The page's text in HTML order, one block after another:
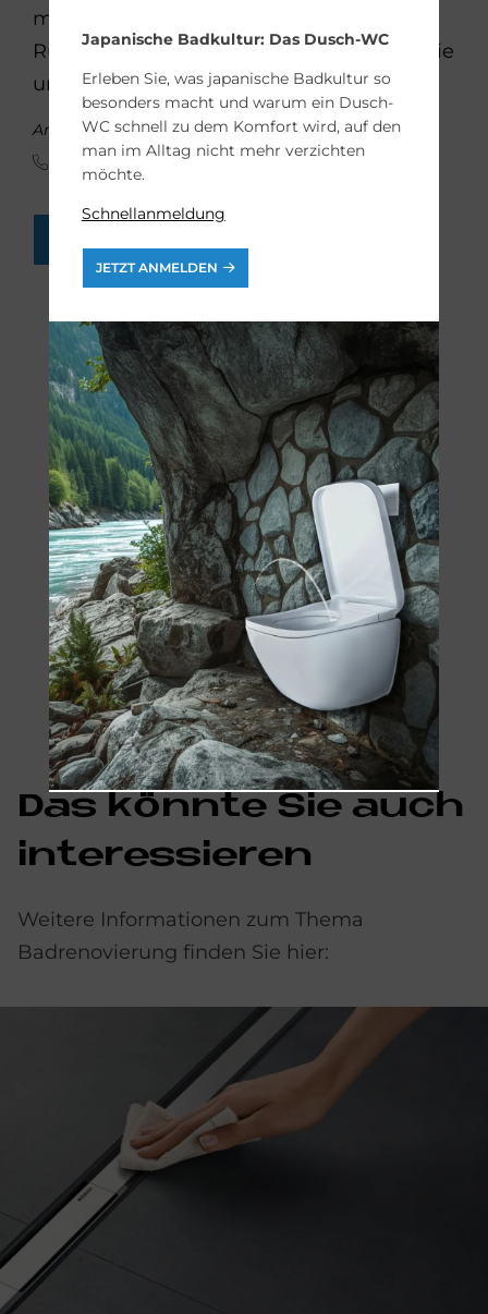
modernisieren? Wir beraten Sie gern.
Rufen Sie uns einfach an oder schicken Sie
uns eine Online-Anfrage:
Andreas Stach von Goltzheim, Projektleiter Bad
02234 53571
Das könnte Sie auch
interessieren
Weitere Informationen zum Thema
Badrenovierung finden Sie hier:
Japanische Badkultur: Das Dusch-WC
Erleben Sie, was japanische Badkultur so
besonders macht und warum ein Dusch-
WC schnell zu dem Komfort wird, auf den
man im Alltag nicht mehr verzichten
möchte.
Schnellanmeldung
JETZT ANMELDEN